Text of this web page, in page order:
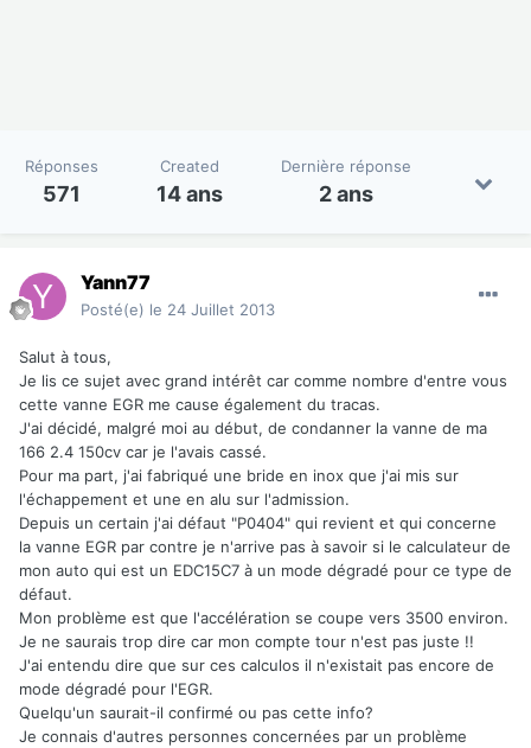
Réponses
571
Created
14 ans
Dernière réponse
2 ans
Yann77
Posté(e) le 24 Juillet 2013
Salut à tous,
Je lis ce sujet avec grand intérêt car comme nombre d'entre vous
cette vanne EGR me cause également du tracas.
J'ai décidé, malgré moi au début, de condanner la vanne de ma
166 2.4 150cv car je l'avais cassé.
Pour ma part, j'ai fabriqué une bride en inox que j'ai mis sur
l'échappement et une en alu sur l'admission.
Depuis un certain j'ai défaut "P0404" qui revient et qui concerne
la vanne EGR par contre je n'arrive pas à savoir si le calculateur de
mon auto qui est un EDC15C7 à un mode dégradé pour ce type de
défaut.
Mon problème est que l'accélération se coupe vers 3500 environ.
Je ne saurais trop dire car mon compte tour n'est pas juste !!
J'ai entendu dire que sur ces calculos il n'existait pas encore de
mode dégradé pour l'EGR.
Quelqu'un saurait-il confirmé ou pas cette info?
Je connais d'autres personnes concernées par un problème